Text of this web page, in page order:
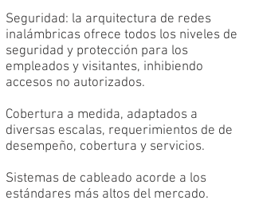
Seguridad: la arquitectura de redes
inalámbricas ofrece todos los niveles de
seguridad y protección para los
empleados y visitantes, inhibiendo
accesos no autorizados.
Cobertura a medida, adaptados a
diversas escalas, requerimientos de de
desempeño, cobertura y servicios.
Sistemas de cableado acorde a los
estándares más altos del mercado.